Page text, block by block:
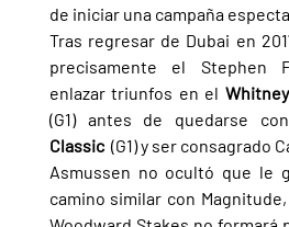
de iniciar una campaña
Tras regresar de Dubai en
precisamente el Stephen
enlazar triunfos en el Whitney
(G1) antes de quedarse
Classic (G1) y ser consagrado
Asmussen no ocultó que le
camino similar con